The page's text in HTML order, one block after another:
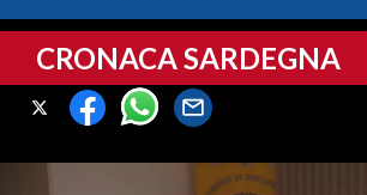
CRONACA SARDEGNA
CAGLIARI
CRONACA SARDEGNA